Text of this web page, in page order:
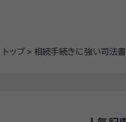
トップ 相続手続きに強い司法